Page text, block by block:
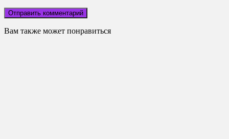
Вам также может понравиться